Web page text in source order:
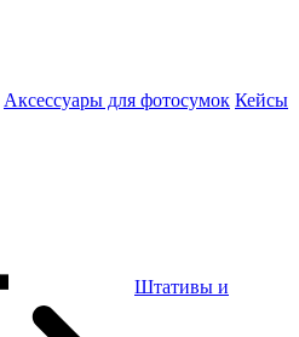
Аксессуары для фотосумок Кейсы
Штативы и